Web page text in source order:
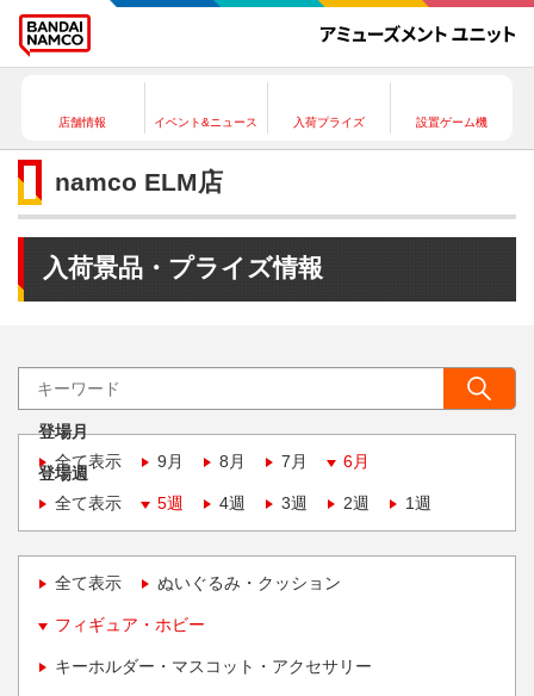
店舗情報 イベント&ニュース 入荷プライズ 設置ゲーム機
namco ELM店
入荷景品・プライズ情報
登場月
全て表示
9月 8月 7月 6月
登場週
全て表示
5週 4週 3週 2週 1週
全て表示 ぬいぐるみ・クッション
フィギュア・ホビー
キーホルダー・マスコット・アクセサリー